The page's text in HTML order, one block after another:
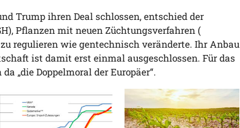
Trump ihren Deal schlossen, entschied der
Pflanzen mit neuen Züchtungsverfahren (
zu regulieren wie gentechnisch veränderte. Ihr Anbau
ist damit erst einmal ausgeschlossen. Für das
„die Doppelmoral der Europäer“.